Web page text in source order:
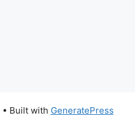
• Built with GeneratePress